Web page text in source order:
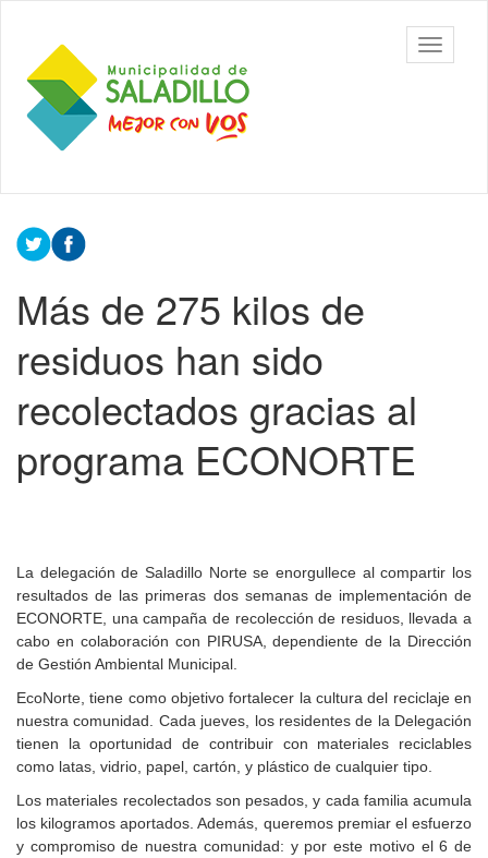
contenido
principal
Municipalidad
de Saladillo
barra
Contenido
principal
Más de 275 kilos de
residuos han sido
recolectados gracias al
programa ECONORTE
La delegación de Saladillo Norte se enorgullece al compartir los
resultados de las primeras dos semanas de implementación de
ECONORTE, una campaña de recolección de residuos, llevada a
cabo en colaboración con PIRUSA, dependiente de la Dirección
de Gestión Ambiental Municipal.
EcoNorte, tiene como objetivo fortalecer la cultura del reciclaje en
nuestra comunidad. Cada jueves, los residentes de la Delegación
tienen la oportunidad de contribuir con materiales reciclables
como latas, vidrio, papel, cartón, y plástico de cualquier tipo.
Los materiales recolectados son pesados, y cada familia acumula
los kilogramos aportados. Además, queremos premiar el esfuerzo
y compromiso de nuestra comunidad: y por este motivo el 6 de